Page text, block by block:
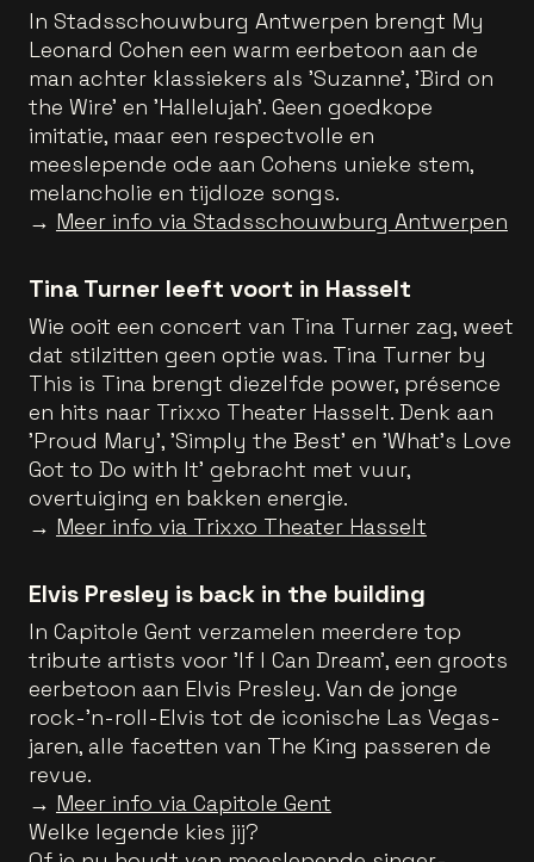
In Stadsschouwburg Antwerpen brengt My
Leonard Cohen een warm eerbetoon aan de
man achter klassiekers als 'Suzanne', 'Bird on
the Wire' en 'Hallelujah'. Geen goedkope
imitatie, maar een respectvolle en
meeslepende ode aan Cohens unieke stem,
melancholie en tijdloze songs.
→ Meer info via Stadsschouwburg Antwerpen
Tina Turner leeft voort in Hasselt
Wie ooit een concert van Tina Turner zag, weet
dat stilzitten geen optie was. Tina Turner by
This is Tina brengt diezelfde power, présence
en hits naar Trixxo Theater Hasselt. Denk aan
'Proud Mary', 'Simply the Best' en 'What’s Love
Got to Do with It' gebracht met vuur,
overtuiging en bakken energie.
→ Meer info via Trixxo Theater Hasselt
Elvis Presley is back in the building
In Capitole Gent verzamelen meerdere top
tribute artists voor 'If I Can Dream', een groots
eerbetoon aan Elvis Presley. Van de jonge
rock-’n-roll-Elvis tot de iconische Las Vegas-
jaren, alle facetten van The King passeren de
revue.
→ Meer info via Capitole Gent
Welke legende kies jij?